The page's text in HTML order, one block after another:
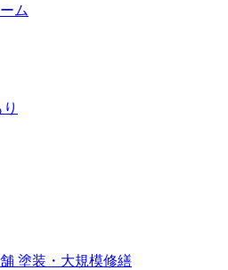
ム
塗装・大規模修繕